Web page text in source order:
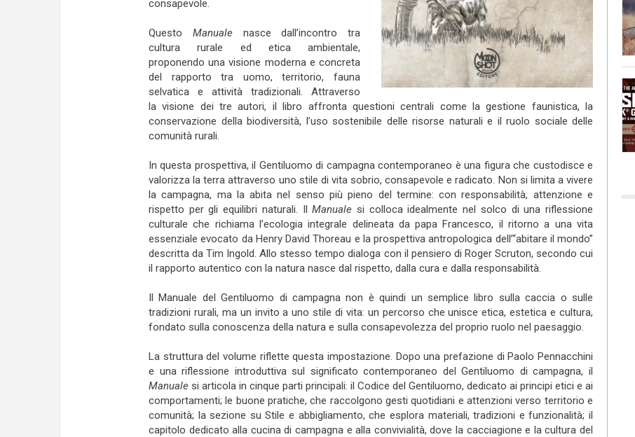
consapevole.
Questo Manuale nasce dall’incontro tra
cultura rurale ed etica ambientale,
proponendo una visione moderna e concreta
del rapporto tra uomo, territorio, fauna
selvatica e attività tradizionali. Attraverso
la visione dei tre autori, il libro affronta questioni centrali come la gestione faunistica, la
conservazione della biodiversità, l’uso sostenibile delle risorse naturali e il ruolo sociale delle
comunità rurali.
In questa prospettiva, il Gentiluomo di campagna contemporaneo è una figura che custodisce e
valorizza la terra attraverso uno stile di vita sobrio, consapevole e radicato. Non si limita a vivere
la campagna, ma la abita nel senso più pieno del termine: con responsabilità, attenzione e
rispetto per gli equilibri naturali. IlManualesi colloca idealmente nel solco di una riflessione
culturale che richiama l’ecologia integrale delineata da papa Francesco, il ritorno a una vita
essenziale evocato da Henry David Thoreau e la prospettiva antropologica dell’“abitare il mondo”
descritta da Tim Ingold. Allo stesso tempo dialoga con il pensiero di Roger Scruton, secondo cui
il rapporto autentico con la natura nasce dal rispetto, dalla cura e dalla responsabilità.
Il Manuale del Gentiluomo di campagna non è quindi un semplice libro sulla caccia o sulle
tradizioni rurali, ma un invito a uno stile di vita: un percorso che unisce etica, estetica e cultura,
fondato sulla conoscenza della natura e sulla consapevolezza del proprio ruolo nel paesaggio.
La struttura del volume riflette questa impostazione. Dopo una prefazione di Paolo Pennacchini
e una riflessione introduttiva sul significato contemporaneo del Gentiluomo di campagna, il
Manuale si articola in cinque parti principali: il Codice del Gentiluomo, dedicato ai principi etici e ai
comportamenti; le buone pratiche, che raccolgono gesti quotidiani e attenzioni verso territorio e
comunità; la sezione su Stile e abbigliamento, che esplora materiali, tradizioni e funzionalità; il
capitolo dedicato alla cucina di campagna e alla convivialità, dove la cacciagione e la cultura del